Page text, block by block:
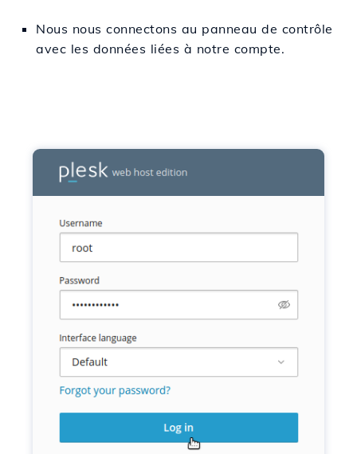
Nous nous connectons au panneau de contrôle
avec les données liées à notre compte.